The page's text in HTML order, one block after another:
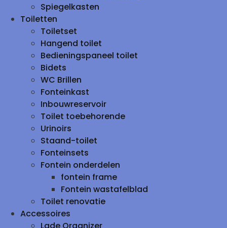
Spiegelkasten
Toiletten
Toiletset
Hangend toilet
Bedieningspaneel toilet
Bidets
WC Brillen
Fonteinkast
Inbouwreservoir
Toilet toebehorende
Urinoirs
Staand-toilet
Fonteinsets
Fontein onderdelen
fontein frame
Fontein wastafelblad
Toilet renovatie
Accessoires
Lade Organizer